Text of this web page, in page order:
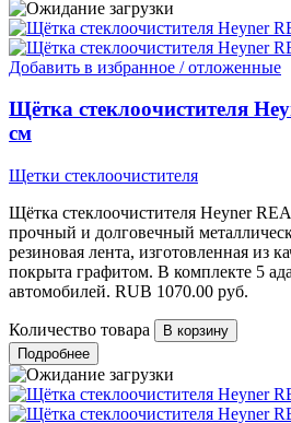
Добавить в избранное / отложенные
Щётка стеклоочистителя
см
Щетки стеклоочистителя
Щётка стеклоочистителя Heyner
прочный и долговечный
резиновая лента, изготовленная из
покрыта графитом. В комплекте 5
автомобилей. RUB 1070.00 руб.
Количество товара
Подробнее